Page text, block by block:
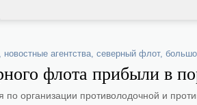
, новостные агентства, северный флот,
флота прибыли в
по организации противолодочной и